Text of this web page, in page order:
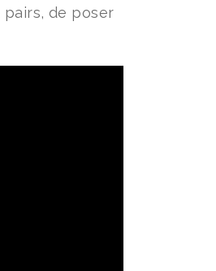
pairs, de poser